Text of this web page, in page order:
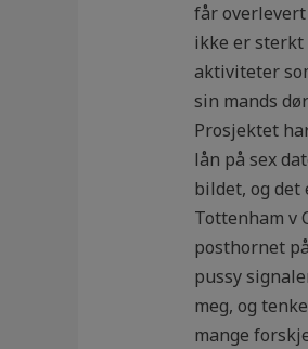
får
ikke er
aktiviteter
sin mands
Prosjektet
lån på sex
bildet, og det
Tottenham v
posthornet
pussy
meg, og
mange